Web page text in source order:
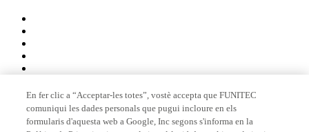
Membre de
En fer clic a “Acceptar-les totes”, vostè accepta que FUNITEC
comuniqui les dades personals que pugui incloure en els
formularis d'aquesta web a Google, Inc segons s'informa en la